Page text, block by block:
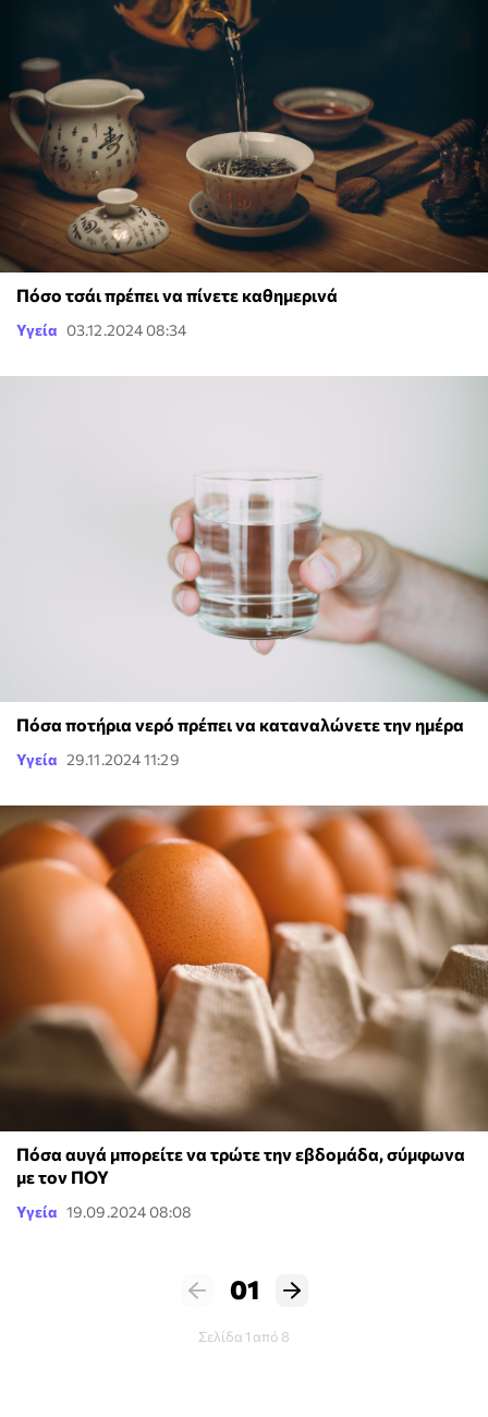
Πόσο τσάι πρέπει να πίνετε καθημερινά
Υγεία 03.12.2024 08:34
Πόσα ποτήρια νερό πρέπει να καταναλώνετε την ημέρα
Υγεία 29.11.2024 11:29
Πόσα αυγά μπορείτε να τρώτε την εβδομάδα, σύμφωνα
με τον ΠΟΥ
Υγεία 19.09.2024 08:08
01
Σελίδα 1 από 8